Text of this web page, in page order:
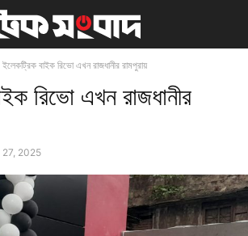
ইলেকট্রিক বাইক রিভো এখন রাজধানীর রামপুরায়
রিভো এখন রাজধানীর
27, 2025